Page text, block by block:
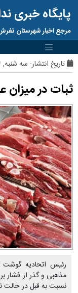
پایگاه خبری
مرجع اخبار شهرستان
تاریخ انتشار: سه شنبه, ۶ شهریور ۱۴۰۳ ساعت:9:24
ثبات در
رئیس اتحادیه گوشت
مذهبی و گذر از فشار
نسبت به قبل در حالت